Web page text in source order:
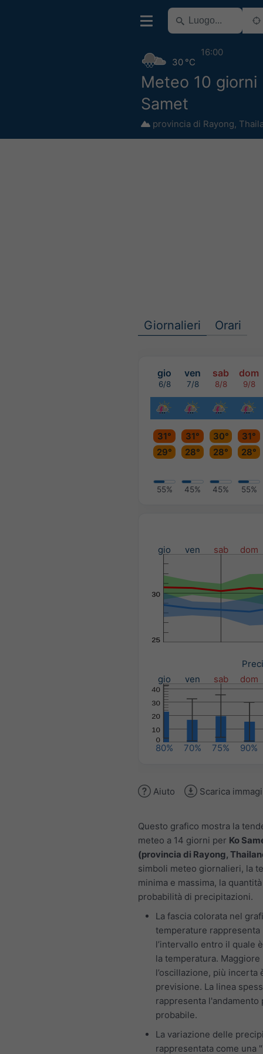
Meteo 10 giorni
Samet
provincia di Rayong,
30 °C
16:00
Giornalieri Orari
gio ven sab dom
6/8 7/8 8/8 9/8
31° 31° 30°
31°
29°
28° 28° 28°
55% 45% 45% 55%
gio ven sab dom
gio
ven sab dom
80% 70% 75% 90%
Aiuto Scarica
Questo grafico mostra la
meteo a 14 giorni per Ko
(provincia di Rayong,
simboli meteo giornalieri, la
minima e massima, la
probabilità di precipitazioni.
La fascia colorata nel
temperature rappresenta
l’intervallo entro il quale
la temperatura. Maggiore
l’oscillazione, più incerta
previsione. La linea
rappresenta l'andamento
probabile.
La variazione delle
rappresentata come una